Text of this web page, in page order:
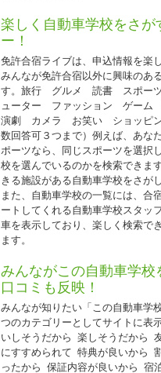
※保証内容は通常プランと同じで
※グループ割引との併用はできま
※25歳以下の方限定となります。
※普通二輪免許を所持されている
2026.04.21
『人気のドライビングス
◆茨城県 ドライビングスクール
『人気のドライビングスクール
25歳以下限定キャンペーン
●入校日：2026年4月10日～7月15
■自炊シングル・自炊ツイン・自
オント利用）
235,000円（税込
MT車⇒285,000円（税込
★25歳以下の学生の方は、上記料
※普通二輪免許所持の場合も同様
※技能教習・技能検定・宿泊食事
楽しく自動車学校をさが
ー！
免許合宿ライブは、申込情報を楽
みんなが免許合宿以外に興味のあ
す。旅行 グルメ 読書 スポ
ューター ファッション ゲー
演劇 カメラ お笑い ショッピ
数回答可３つまで）例えば、あな
ポーツなら、同じスポーツを選択
校を選んでいるのかを検索できま
きる施設がある自動車学校をさが
また、自動車学校の一覧には、合
ートしてくれる自動車学校スタッ
車を表示しており、楽しく検索で
ます。
みんながこの自動車学
口コミも反映！
みんなが知りたい「この自動車学
つのカテゴリーとしてサイトに表
いしそうだから 楽しそうだから
にすすめられて 特典が良いから
ったから 保証内容が良いから 宿